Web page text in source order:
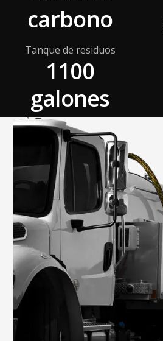
carbono
Tanque de residuos
1100
galones